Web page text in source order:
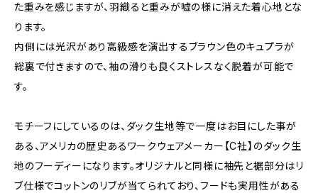
た重みを感じますが、羽織ると重みが嘘の様に消えた着心地とな
ります。
内側には光沢があり高級感を演出するブラウン色のキュプラが
総裏で付きますので、袖の滑りも良くストレスなく脱着が可能で
す。
モチーフにしているのは、ダック生地等で一度はお目にした事が
ある、アメリカの歴史あるワークウェアメーカー【C社】のダック生
地のフーディーになります。オリジナルと同様に袖先と裾部分はリ
ブ仕様でコットンのリブが当てられており、フードも実用性がある